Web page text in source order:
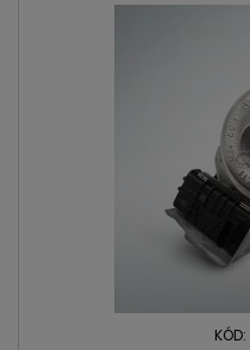
KÓD: